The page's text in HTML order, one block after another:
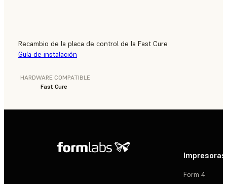
Recambio de la placa de control de la Fast Cure
Guía de instalación
HARDWARE COMPATIBLE
Fast Cure
Impresoras
Form 4